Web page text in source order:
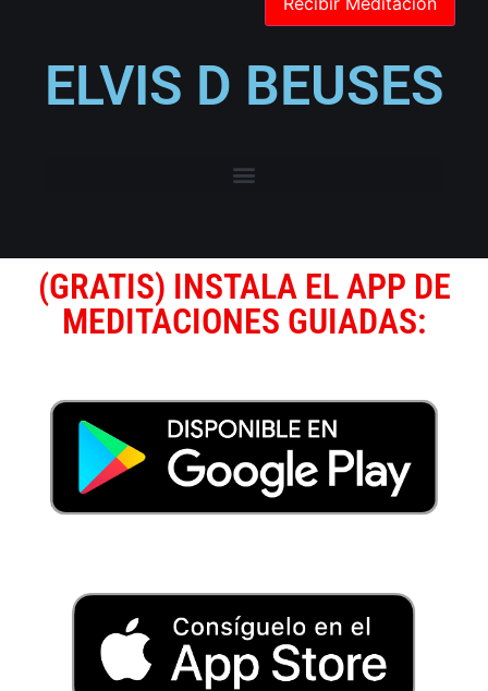
ELVIS D BEUSES
(GRATIS) INSTALA EL APP DE
MEDITACIONES GUIADAS: